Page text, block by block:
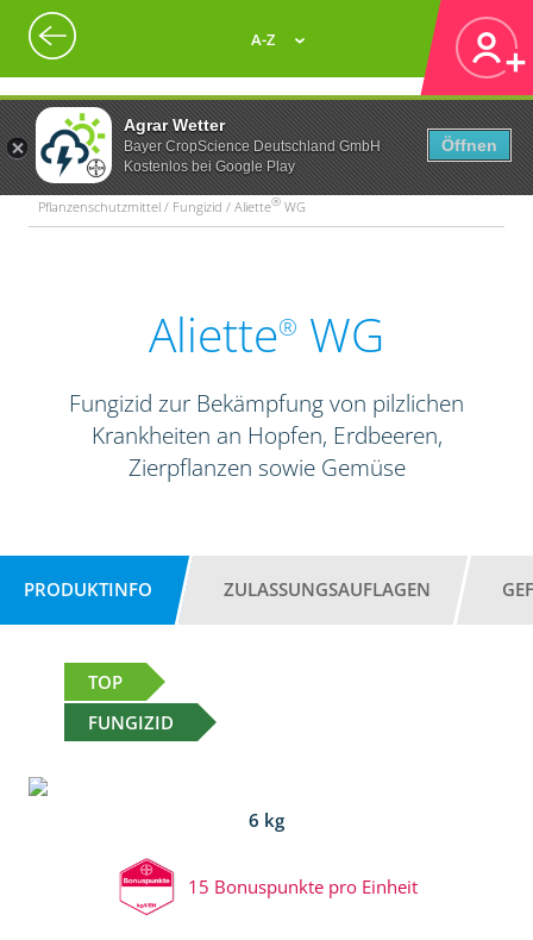
Agrar Wetter
Bayer CropScience Deutschland GmbH
Kostenlos bei Google Play
Öffnen
A-Z
Pflanzenschutzmittel / Fungizid / Aliette® WG
Aliette® WG
Fungizid zur Bekämpfung von pilzlichen
Krankheiten an Hopfen, Erdbeeren,
Zierpflanzen sowie Gemüse
PRODUKTINFO ZULASSUNGSAUFLAGEN
TOP
FUNGIZID
6 kg
15 Bonuspunkte pro Einheit